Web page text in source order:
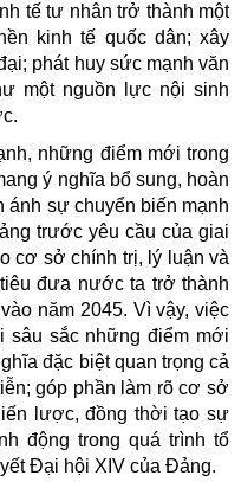
tế tư nhân trở thành một
kinh tế quốc dân; xây
phát huy sức mạnh văn
một nguồn lực nội sinh
những điểm mới trong
ý nghĩa bổ sung, hoàn
ánh sự chuyển biến mạnh
trước yêu cầu của giai
cơ sở chính trị, lý luận và
đưa nước ta trở thành
năm 2045. Vì vậy, việc
sâu sắc những điểm mới
đặc biệt quan trọng cả
góp phần làm rõ cơ sở
lược, đồng thời tạo sự
động trong quá trình tổ
Đại hội XIV của Đảng.